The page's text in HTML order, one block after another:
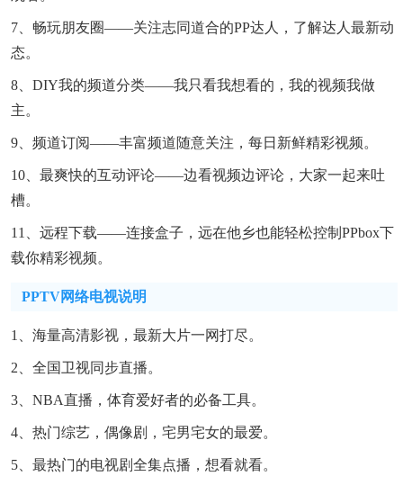
7、畅玩朋友圈——关注志同道合的PP达人，了解达人最新动
态。
8、DIY我的频道分类——我只看我想看的，我的视频我做
主。
9、频道订阅——丰富频道随意关注，每日新鲜精彩视频。
10、最爽快的互动评论——边看视频边评论，大家一起来吐
槽。
11、远程下载——连接盒子，远在他乡也能轻松控制PPbox下
载你精彩视频。
PPTV网络电视说明
1、海量高清影视，最新大片一网打尽。
2、全国卫视同步直播。
3、NBA直播，体育爱好者的必备工具。
4、热门综艺，偶像剧，宅男宅女的最爱。
5、最热门的电视剧全集点播，想看就看。